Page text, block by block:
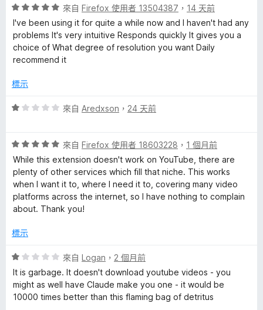
r
o
f
e
s
i
o
a
l
分
5
評
價
5
分
，
分
分
來自 Firefox 使用者 13504387 ， 14 天前
I've been using it for quite a while now and I haven't had any
problems It's very intuitive Responds quickly It gives you a
choice of What degree of resolution you want Daily
recommend it
標示
評
分
，
滿
分
5
分
來自 Aredxson ， 24 天前
評
價
5
分
，
滿
5
來自 Firefox 使用者 18603228 ， 1 個月前
While this extension doesn't work on YouTube, there are
plenty of other services which fill that niche. This works
when I want it to, where I need it to, covering many video
platforms across the internet, so I have nothing to complain
about. Thank you!
標示
評
價
1
分
來自 Logan ， 2 個月前
It is garbage. It doesn't download youtube videos - you
might as well have Claude make you one - it would be
10000 times better than this flaming bag of detritus